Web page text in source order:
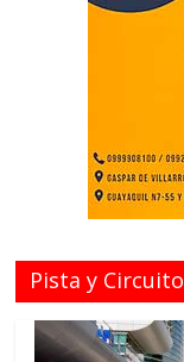
Pista y Circuito